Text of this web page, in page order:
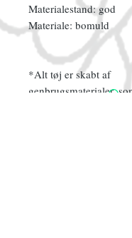
Materialestand: god
Materiale: bomuld
*Alt tøj er skabt af
genbrugsmaterialer,